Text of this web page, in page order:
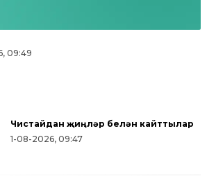
09:49
Чистайдан җиңүләр белән кайттылар
1-08-2026, 09:47